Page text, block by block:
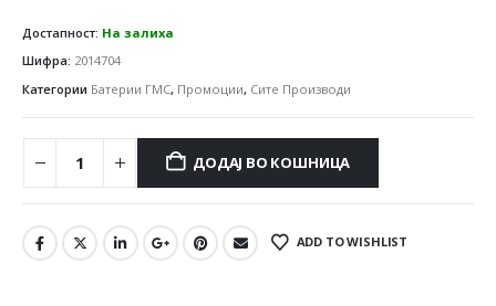
Достапност: На залиха
Шифра: 2014704
Категории Батерии ГМС, Промоции, Сите Производи
ДОДАЈ ВО КОШНИЦА
ADD TO WISHLIST